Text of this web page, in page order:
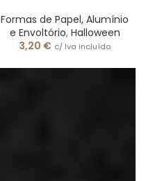
Formas de Papel, Alumínio
e Envoltório, Halloween
3,20 € c/ Iva incluído